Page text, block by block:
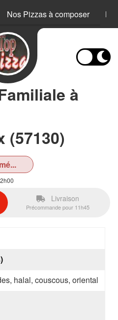
Nos Pizzas à composer
à
(57130)
Livraison
Précommande pour 11h45
halal, couscous, oriental